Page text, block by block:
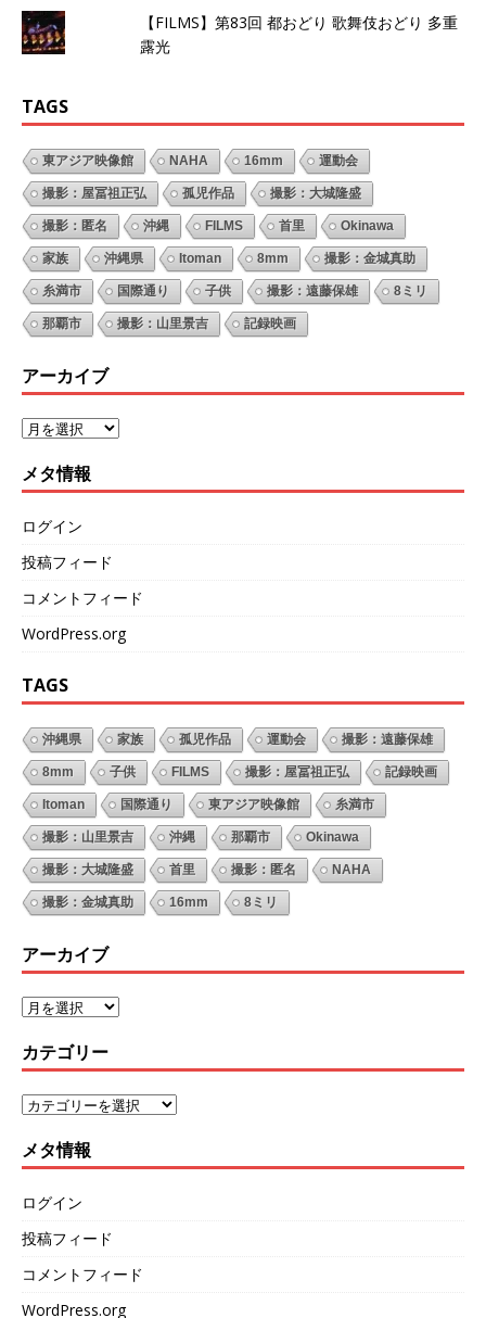
【FILMS】第83回 都おどり 歌舞伎おどり 多重
露光
TAGS
東アジア映像館 NAHA 16mm 運動会
撮影：屋冨祖正弘 孤児作品 撮影：大城隆盛
撮影：匿名 沖縄 FILMS 首里 Okinawa
家族 沖縄県 Itoman 8mm 撮影：金城真助
糸満市 国際通り 子供 撮影：遠藤保雄 8ミリ
那覇市 撮影：山里景吉 記録映画
アーカイブ
メタ情報
ログイン
投稿フィード
コメントフィード
WordPress.org
TAGS
沖縄県 家族 孤児作品 運動会 撮影：遠藤保雄
8mm 子供 FILMS 撮影：屋冨祖正弘 記録映画
Itoman 国際通り 東アジア映像館 糸満市
撮影：山里景吉 沖縄 那覇市 Okinawa
撮影：大城隆盛 首里 撮影：匿名 NAHA
撮影：金城真助 16mm 8ミリ
アーカイブ
カテゴリー
メタ情報
ログイン
投稿フィード
コメントフィード
WordPress.org